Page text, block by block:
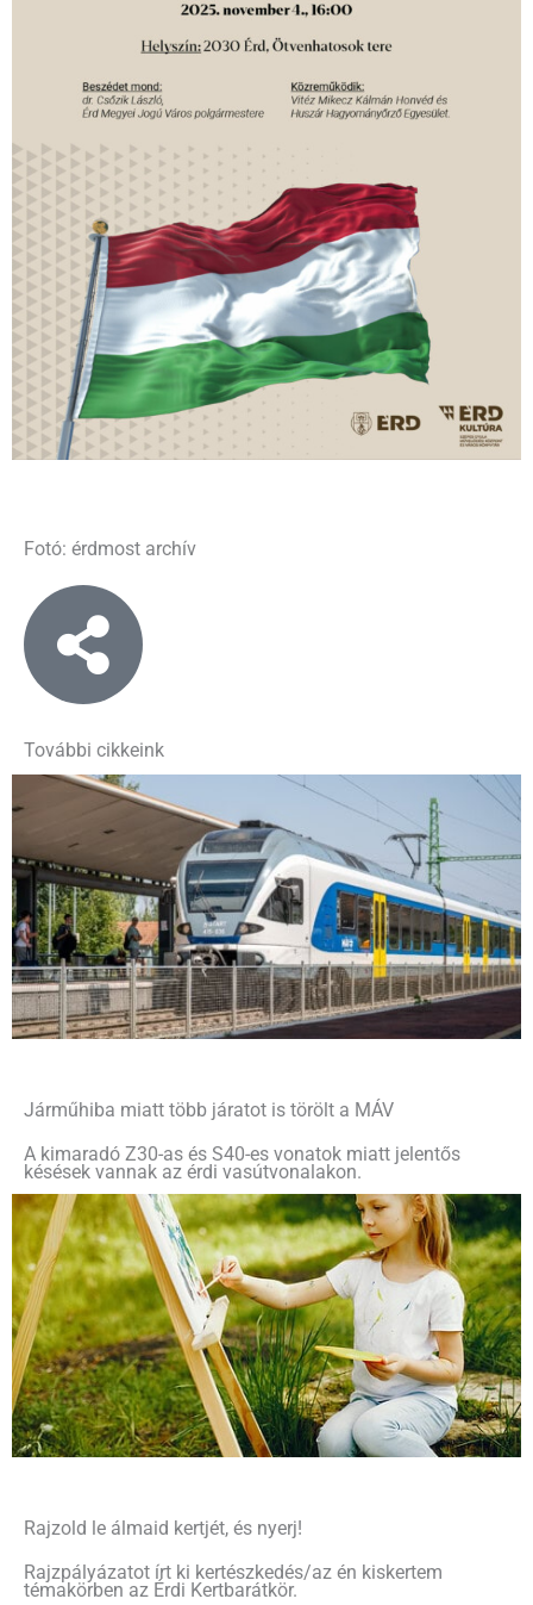
Fotó: érdmost archív
További cikkeink
Járműhiba miatt több járatot is törölt a MÁV
A kimaradó Z30-as és S40-es vonatok miatt jelentős
késések vannak az érdi vasútvonalakon.
Rajzold le álmaid kertjét, és nyerj!
Rajzpályázatot írt ki kertészkedés/az én kiskertem
témakörben az Érdi Kertbarátkör.